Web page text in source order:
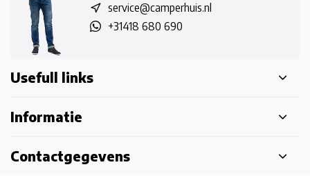
service@camperhuis.nl
+31418 680 690
Usefull links
Informatie
Contactgegevens